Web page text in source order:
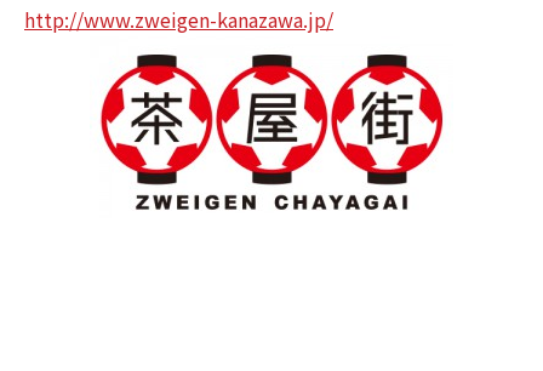
http://www.zweigen-kanazawa.jp/